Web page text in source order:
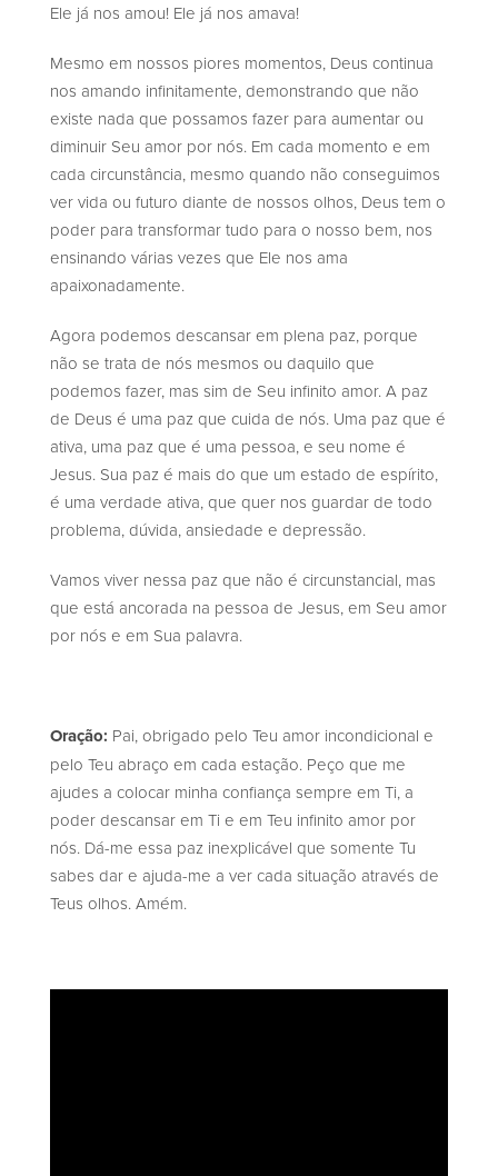
Ele já nos amou! Ele já nos amava!
Mesmo em nossos piores momentos, Deus continua
nos amando infinitamente, demonstrando que não
existe nada que possamos fazer para aumentar ou
diminuir Seu amor por nós. Em cada momento e em
cada circunstância, mesmo quando não conseguimos
ver vida ou futuro diante de nossos olhos, Deus tem o
poder para transformar tudo para o nosso bem, nos
ensinando várias vezes que Ele nos ama
apaixonadamente.
Agora podemos descansar em plena paz, porque
não se trata de nós mesmos ou daquilo que
podemos fazer, mas sim de Seu infinito amor. A paz
de Deus é uma paz que cuida de nós. Uma paz que é
ativa, uma paz que é uma pessoa, e seu nome é
Jesus. Sua paz é mais do que um estado de espírito,
é uma verdade ativa, que quer nos guardar de todo
problema, dúvida, ansiedade e depressão.
Vamos viver nessa paz que não é circunstancial, mas
que está ancorada na pessoa de Jesus, em Seu amor
por nós e em Sua palavra.
Oração: Pai, obrigado pelo Teu amor incondicional e
pelo Teu abraço em cada estação. Peço que me
ajudes a colocar minha confiança sempre em Ti, a
poder descansar em Ti e em Teu infinito amor por
nós. Dá-me essa paz inexplicável que somente Tu
sabes dar e ajuda-me a ver cada situação através de
Teus olhos. Amém.